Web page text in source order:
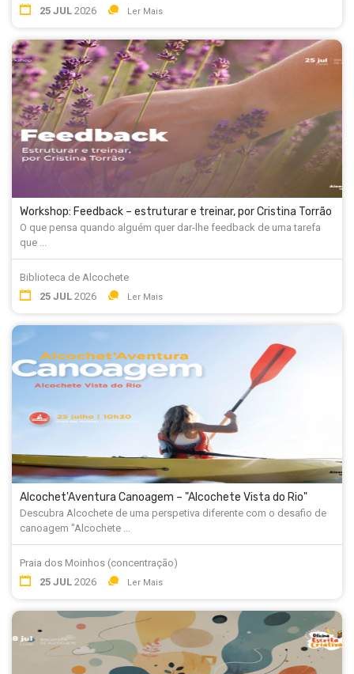
25 JUL 2026 Ler Mais
Workshop: Feedback – estruturar e treinar, por Cristina Torrão
O que pensa quando alguém quer dar-lhe feedback de uma tarefa
que ...
Biblioteca de Alcochete
25 JUL 2026 Ler Mais
Alcochet'Aventura Canoagem – "Alcochete Vista do Rio"
Descubra Alcochete de uma perspetiva diferente com o desafio de
canoagem "Alcochete ...
Praia dos Moinhos (concentração)
25 JUL 2026 Ler Mais